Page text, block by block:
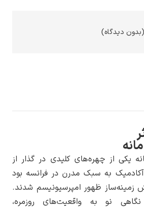
دیدگاه)
یکی از چهره‌های کلیدی در گذار از
به سبک مدرن در فرانسه بود
ظهور امپرسیونیسم شدند.
نو به واقعیت‌های روزمره،